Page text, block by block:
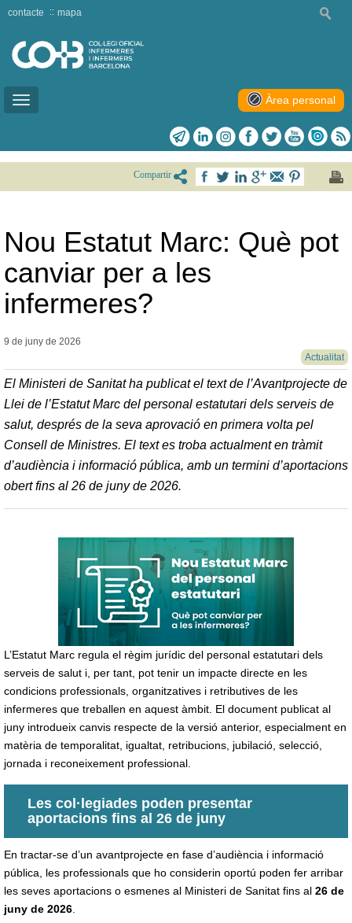
Toggle
contacte mapa
Àrea personal
Compartir
Nou Estatut Marc: Què pot
canviar per a les
infermeres?
9 de juny de 2026
Actualitat
El Ministeri de Sanitat ha publicat el text de l’Avantprojecte de
Llei de l’Estatut Marc del personal estatutari dels serveis de
salut, després de la seva aprovació en primera volta pel
Consell de Ministres. El text es troba actualment en tràmit
d’audiència i informació pública, amb un termini d’aportacions
obert fins al 26 de juny de 2026.
L’Estatut Marc regula el règim jurídic del personal estatutari dels
serveis de salut i, per tant, pot tenir un impacte directe en les
condicions professionals, organitzatives i retributives de les
infermeres que treballen en aquest àmbit. El document publicat al
juny introdueix canvis respecte de la versió anterior, especialment en
matèria de temporalitat, igualtat, retribucions, jubilació, selecció,
jornada i reconeixement professional.
Les col·legiades poden presentar
aportacions fins al 26 de juny
En tractar-se d’un avantprojecte en fase d’audiència i informació
pública, les professionals que ho considerin oportú poden fer arribar
les seves aportacions o esmenes al Ministeri de Sanitat fins al 26 de
juny de 2026.